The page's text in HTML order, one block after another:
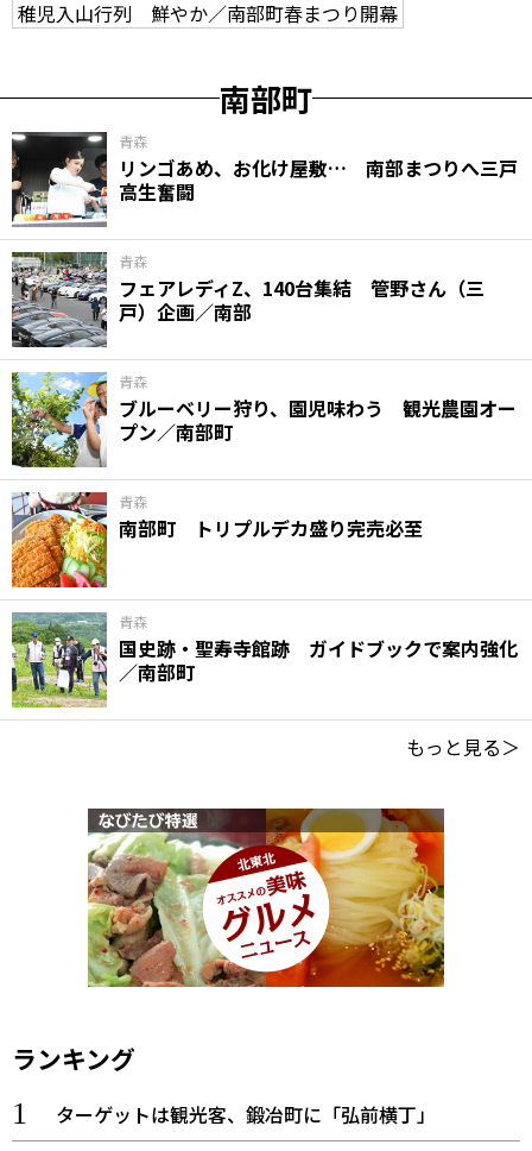
稚児入山行列 鮮やか／南部町春まつり開幕
南部町
青森
リンゴあめ、お化け屋敷… 南部まつりへ三戸
高生奮闘
青森
フェアレディZ、140台集結 管野さん（三
戸）企画／南部
青森
ブルーベリー狩り、園児味わう 観光農園オー
プン／南部町
青森
南部町 トリプルデカ盛り完売必至
青森
国史跡・聖寿寺館跡 ガイドブックで案内強化
／南部町
もっと見る＞
ランキング
ターゲットは観光客、鍛冶町に「弘前横丁」